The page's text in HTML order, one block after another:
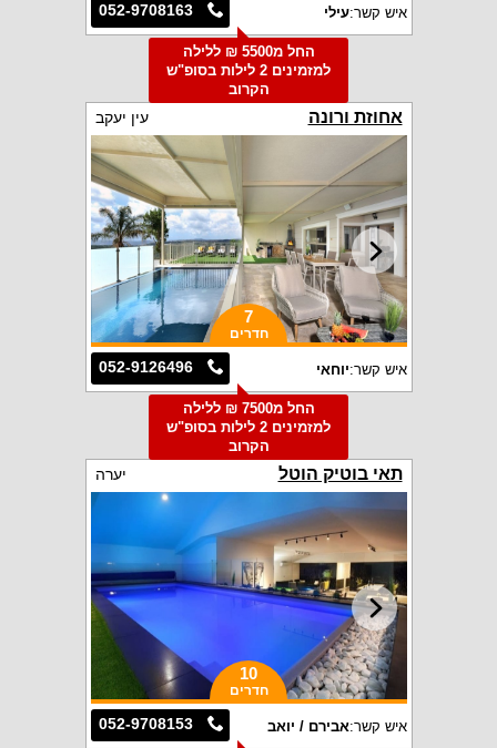
052-9708163 איש קשר:עילי
החל מ5500 ₪ ללילה
למזמינים 2 לילות בסופ"ש
הקרוב
אחוזת ורונה עין יעקב
7
חדרים
052-9126496 איש קשר:יוחאי
החל מ7500 ₪ ללילה
למזמינים 2 לילות בסופ"ש
הקרוב
תאי בוטיק הוטל יערה
10
חדרים
052-9708153 איש קשר:אבירם / יואב